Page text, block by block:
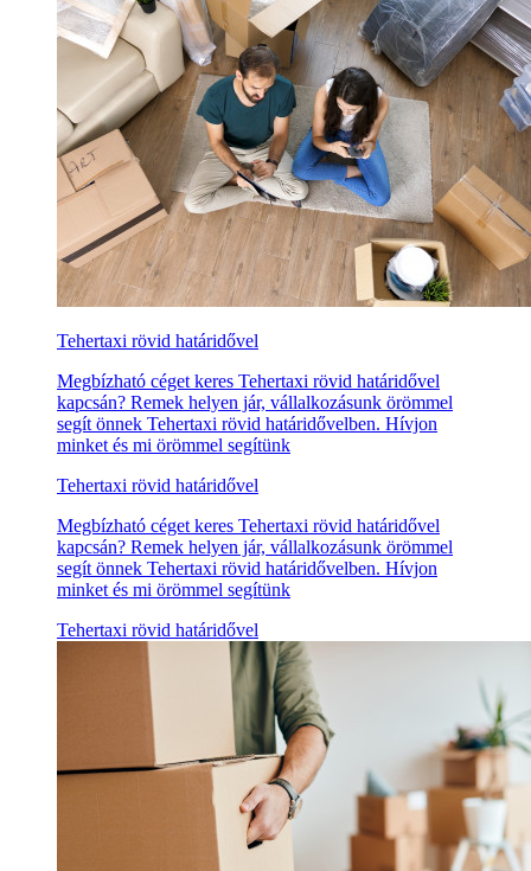
Tehertaxi rövid határidővel
Megbízható céget keres Tehertaxi rövid határidővel
kapcsán? Remek helyen jár, vállalkozásunk örömmel
segít önnek Tehertaxi rövid határidővelben. Hívjon
minket és mi örömmel segítünk
Tehertaxi rövid határidővel
Megbízható céget keres Tehertaxi rövid határidővel
kapcsán? Remek helyen jár, vállalkozásunk örömmel
segít önnek Tehertaxi rövid határidővelben. Hívjon
minket és mi örömmel segítünk
Tehertaxi rövid határidővel